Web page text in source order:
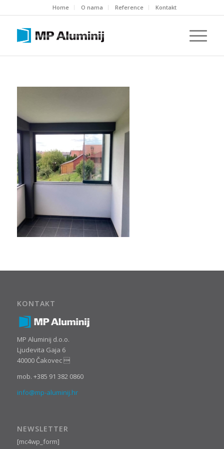
Home O nama Reference Kontakt
KONTAKT
MP Aluminij d.o.o.
Ljudevita Gaja 6
40000 Čakovec 
mob. +385 91 382 0860
info@mp-aluminij.hr
NEWSLETTER
[mc4wp_form]